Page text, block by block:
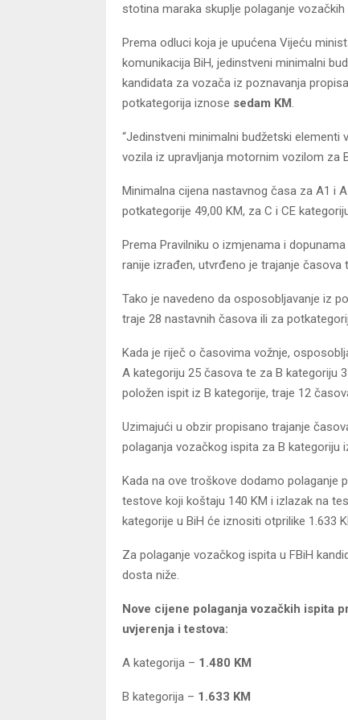
stotina maraka skuplje polaganje vozačkih
Prema odluci koja je upućena Vijeću
komunikacija BiH, jedinstveni minimalni
kandidata za vozača iz poznavanja
potkategorija iznose sedam KM.
“Jedinstveni minimalni budžetski
vozila iz upravljanja motornim vozilom za
Minimalna cijena nastavnog časa za A1 i
potkategorije 49,00 KM, za C i CE
Prema Pravilniku o izmjenama i
ranije izrađen, utvrđeno je trajanje
Tako je navedeno da osposobljavanje iz
traje 28 nastavnih časova ili za
Kada je riječ o časovima vožnje,
A kategoriju 25 časova te za B kategoriju
položen ispit iz B kategorije, traje 12
Uzimajući u obzir propisano trajanje
polaganja vozačkog ispita za B kategoriju
Kada na ove troškove dodamo polaganje
testove koji koštaju 140 KM i izlazak na
kategorije u BiH će iznositi otprilike 1.633
Za polaganje vozačkog ispita u FBiH
dosta niže.
Nove cijene polaganja vozačkih ispita
uvjerenja i testova:
A kategorija – 1.480 KM
B kategorija – 1.633 KM